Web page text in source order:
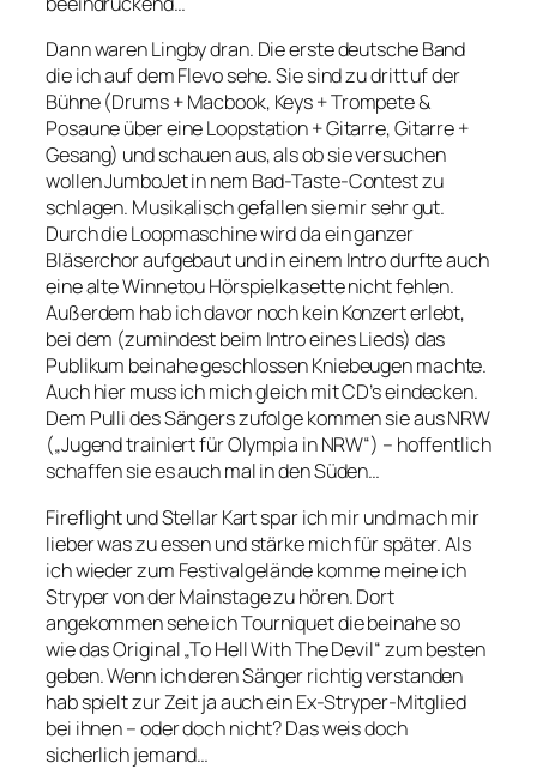
Dann waren Lingby dran. Die erste deutsche Band
die ich auf dem Flevo sehe. Sie sind zu dritt uf der
Bühne (Drums + Macbook, Keys + Trompete &
Posaune über eine Loopstation + Gitarre, Gitarre +
Gesang) und schauen aus, als ob sie versuchen
wollen JumboJet in nem Bad-Taste-Contest zu
schlagen. Musikalisch gefallen sie mir sehr gut.
Durch die Loopmaschine wird da ein ganzer
Bläserchor aufgebaut und in einem Intro durfte auch
eine alte Winnetou Hörspielkasette nicht fehlen.
Außerdem hab ich davor noch kein Konzert erlebt,
bei dem (zumindest beim Intro eines Lieds) das
Publikum beinahe geschlossen Kniebeugen machte.
Auch hier muss ich mich gleich mit CD’s eindecken.
Dem Pulli des Sängers zufolge kommen sie aus NRW
(„Jugend trainiert für Olympia in NRW“) – hoffentlich
schaffen sie es auch mal in den Süden…
Fireflight und Stellar Kart spar ich mir und mach mir
lieber was zu essen und stärke mich für später. Als
ich wieder zum Festivalgelände komme meine ich
Stryper von der Mainstage zu hören. Dort
angekommen sehe ich Tourniquet die beinahe so
wie das Original „To Hell With The Devil“ zum besten
geben. Wenn ich deren Sänger richtig verstanden
hab spielt zur Zeit ja auch ein Ex-Stryper-Mitglied
bei ihnen – oder doch nicht? Das weis doch
sicherlich jemand…